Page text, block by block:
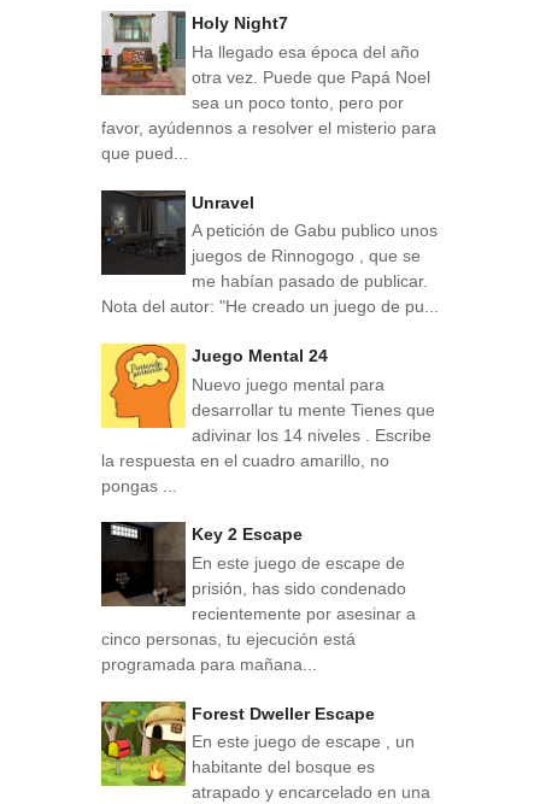
Holy Night7
Ha llegado esa época del año
otra vez. Puede que Papá Noel
sea un poco tonto, pero por
favor, ayúdennos a resolver el misterio para
que pued...
Unravel
A petición de Gabu publico unos
juegos de Rinnogogo , que se
me habían pasado de publicar.
Nota del autor: "He creado un juego de pu...
Juego Mental 24
Nuevo juego mental para
desarrollar tu mente Tienes que
adivinar los 14 niveles . Escribe
la respuesta en el cuadro amarillo, no
pongas ...
Key 2 Escape
En este juego de escape de
prisión, has sido condenado
recientemente por asesinar a
cinco personas, tu ejecución está
programada para mañana...
Forest Dweller Escape
En este juego de escape , un
habitante del bosque es
atrapado y encarcelado en una